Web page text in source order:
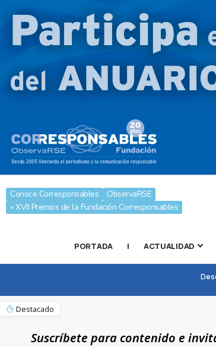
Conoce Corresponsables
ObservaRSE
» XVII Premios de la Fundación Corresponsables
PORTADA | ACTUALIDAD
Destacado
Suscríbete para contenido e